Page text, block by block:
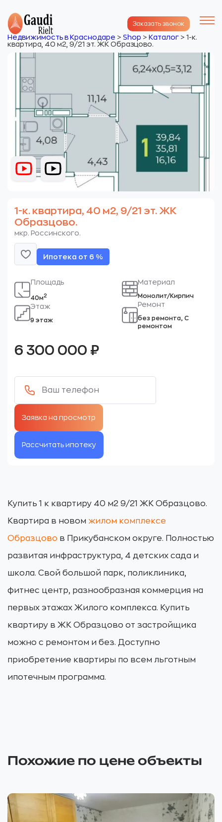
Заказать звонок
Недвижимость в Краснодаре > Shop > Каталог > 1-к.
квартира, 40 м2, 9/21 эт. ЖК Образцово.
1-к. квартира, 40 м2, 9/21 эт. ЖК
Образцово.
мкр. Россинского.
Ипотека от 6 %
Площадь
40м2
Этаж
9 этаж
Материал
Монолит/Кирпич
Ремонт
без ремонта, С
ремонтом
6 300 000 ₽
Рассчитать ипотеку
Купить 1 к квартиру 40 м2 9/21 ЖК Образцово.
Квартира в новом жилом комплексе
Образцово в Прикубанском округе. Полностью
развитая инфраструктура, 4 детских сада и
школа. Свой большой парк, поликлиника,
фитнес центр, разнообразная коммерция на
первых этажах Жилого комплекса. Купить
квартиру в ЖК Образцово от застройщика
можно с ремонтом и без. Доступно
приобретение квартиры по всем льготным
ипотечным программа.
Похожие по цене объекты